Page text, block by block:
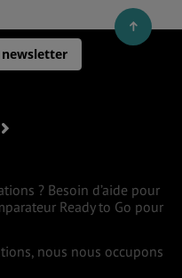
? Besoin d’aide pour
Ready to Go pour
nous nous occupons